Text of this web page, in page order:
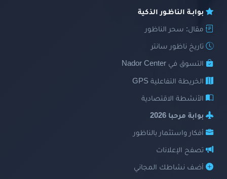
بوابـة الناظـور الذكية
مقال: سحر الناظور
تاريخ ناظور سانتر
التسوق في Nador Center
الخريطة التفاعلية GPS
الأنشطة الاقتصادية
بوابة مرحبا 2026
أفكار واستثمار بالناظور
تصفح الإعلانات
أضف نشاطك المجاني